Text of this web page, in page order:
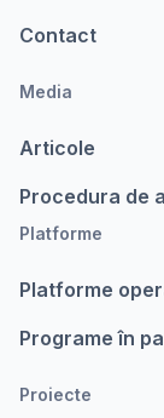
Contact
Media
Articole
Procedura de
Platforme
Platforme
Programe în
Proiecte